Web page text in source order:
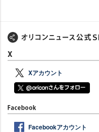
X
Xアカウント
Facebookアカウント